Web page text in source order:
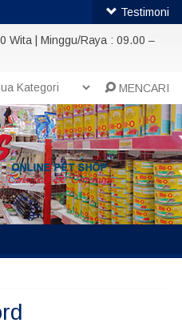
Wita | Minggu/Raya : 09.00 –
MENCARI
Testimoni